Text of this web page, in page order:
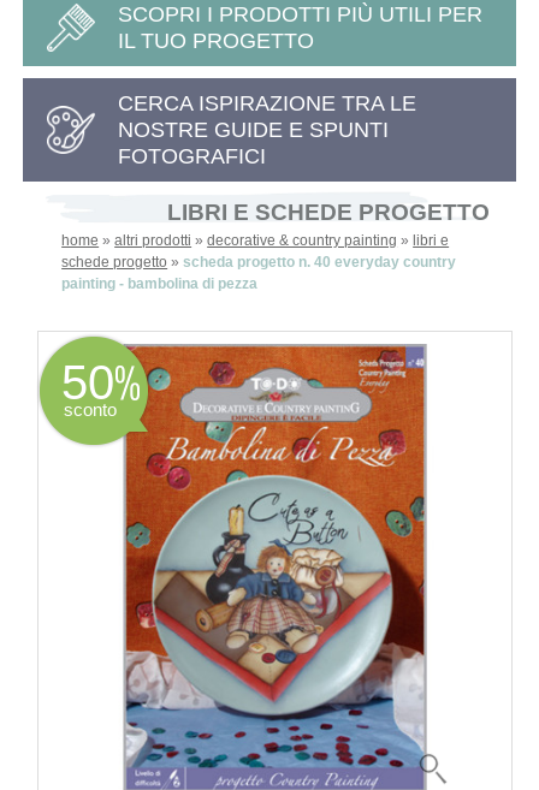
SCOPRI I PRODOTTI PIÙ UTILI PER
IL TUO PROGETTO
CERCA ISPIRAZIONE TRA LE
NOSTRE GUIDE E SPUNTI
FOTOGRAFICI
LIBRI E SCHEDE PROGETTO
home »altri prodotti »decorative & country painting »libri e
schede progetto »scheda progetto n. 40 everyday country
painting - bambolina di pezza
50
sconto